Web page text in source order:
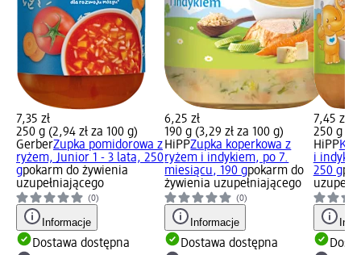
7,35 zł
250 g (2,94 zł za 100 g)
GerberZupka pomidorowa z
ryżem, Junior 1 - 3 lata, 250
gpokarm do żywienia
uzupełniającego
(0)
Informacje
Dostawa dostępna
6,25 zł
190 g (3,29 zł za 100 g)
HiPPZupka koperkowa z
ryżem i indykiem, po 7.
miesiącu, 190 gpokarm do
żywienia uzupełniającego
(0)
Informacje
Dostawa dostępna
7,45 zł
250 g
HiPP
i
250 g